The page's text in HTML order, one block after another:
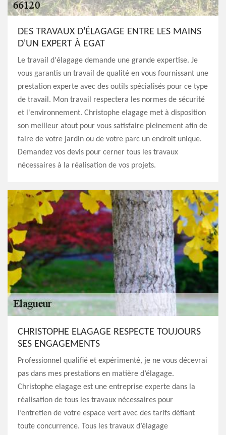
DES TRAVAUX D'ÉLAGAGE ENTRE LES MAINS
D'UN EXPERT À EGAT
Le travail d'élagage demande une grande expertise. Je
vous garantis un travail de qualité en vous fournissant une
prestation experte avec des outils spécialisés pour ce type
de travail. Mon travail respectera les normes de sécurité
et l'environnement. Christophe elagage met à disposition
son meilleur atout pour vous satisfaire pleinement afin de
faire de votre jardin ou de votre parc un endroit unique.
Demandez vos devis pour cerner tous les travaux
nécessaires à la réalisation de vos projets.
CHRISTOPHE ELAGAGE RESPECTE TOUJOURS
SES ENGAGEMENTS
Professionnel qualifié et expérimenté, je ne vous décevrai
pas dans mes prestations en matière d’élagage.
Christophe elagage est une entreprise experte dans la
réalisation de tous les travaux nécessaires pour
l’entretien de votre espace vert avec des tarifs défiant
toute concurrence. Tous les travaux d’élagage